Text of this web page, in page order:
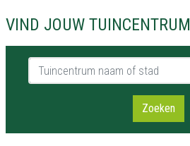
VIND JOUW TUINCENTRUM
Tuincentrum naam of stad
Zoeken